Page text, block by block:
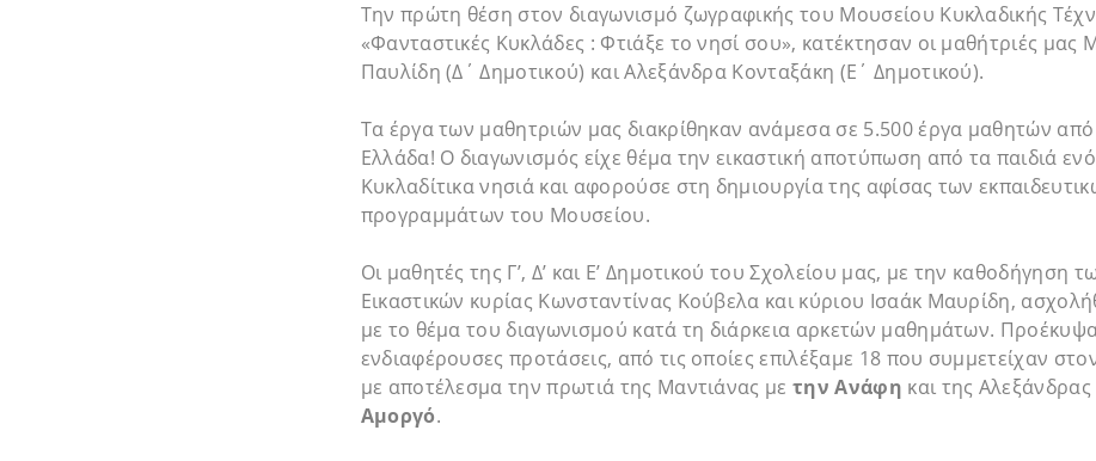
Την πρώτη θέση στον διαγωνισμό ζωγραφικής του Μουσείου Κυκλαδικής
«Φανταστικές Κυκλάδες : Φτιάξε το νησί σου», κατέκτησαν οι μαθήτριές μας
Παυλίδη (Δ΄ Δημοτικού) και Αλεξάνδρα Κονταξάκη (Ε΄ Δημοτικού).
Τα έργα των μαθητριών μας διακρίθηκαν ανάμεσα σε 5.500 έργα μαθητών
Ελλάδα! Ο διαγωνισμός είχε θέμα την εικαστική αποτύπωση από τα παιδιά
Κυκλαδίτικα νησιά και αφορούσε στη δημιουργία της αφίσας των
προγραμμάτων του Μουσείου.
Οι μαθητές της Γ’, Δ’ και Ε’ Δημοτικού του Σχολείου μας, με την καθοδήγηση
Εικαστικών κυρίας Κωνσταντίνας Κούβελα και κύριου Ισαάκ Μαυρίδη,
με το θέμα του διαγωνισμού κατά τη διάρκεια αρκετών μαθημάτων.
ενδιαφέρουσες προτάσεις, από τις οποίες επιλέξαμε 18 που συμμετείχαν
με αποτέλεσμα την πρωτιά της Μαντιάνας μετην Ανάφη και της
Αμοργό.